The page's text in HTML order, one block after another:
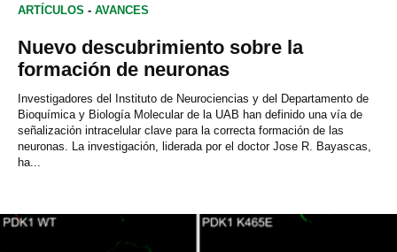
Artículos Entrevistas
Agenda
ARTÍCULOS - AVANCES
Nuevo descubrimiento sobre la
formación de neuronas
Investigadores del Instituto de Neurociencias y del Departamento de
Bioquímica y Biología Molecular de la UAB han definido una vía de
señalización intracelular clave para la correcta formación de las
neuronas. La investigación, liderada por el doctor Jose R. Bayascas,
ha...